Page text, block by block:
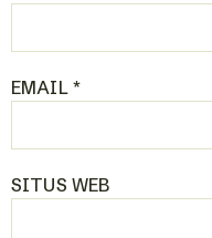
EMAIL *
SITUS WEB